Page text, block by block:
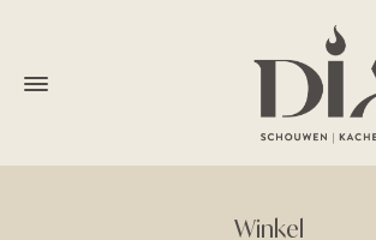
Winkel